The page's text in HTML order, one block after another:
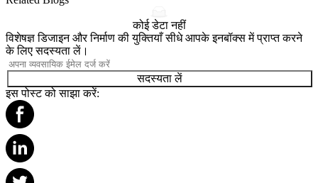
कोई डेटा नहीं
विशेषज्ञ डिजाइन और निर्माण की युक्तियाँ सीधे आपके इनबॉक्स में प्राप्त करने
के लिए सदस्यता लें।
सदस्यता लें
इस पोस्ट को साझा करें: